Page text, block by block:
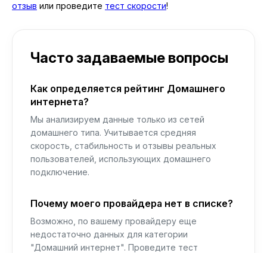
отзыв или проведите тест скорости!
Часто задаваемые вопросы
Как определяется рейтинг Домашнего
интернета?
Мы анализируем данные только из сетей
домашнего типа. Учитывается средняя
скорость, стабильность и отзывы реальных
пользователей, использующих домашнего
подключение.
Почему моего провайдера нет в списке?
Возможно, по вашему провайдеру еще
недостаточно данных для категории
"Домашний интернет". Проведите тест